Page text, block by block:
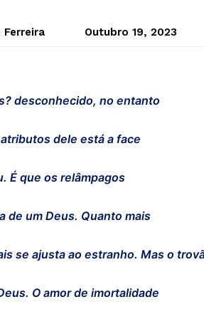
Ferreira Outubro 19, 2023
desconhecido, no entanto
dele está a face
É que os relâmpagos
de um Deus. Quanto mais
se ajusta ao estranho. Mas o
O amor de imortalidade